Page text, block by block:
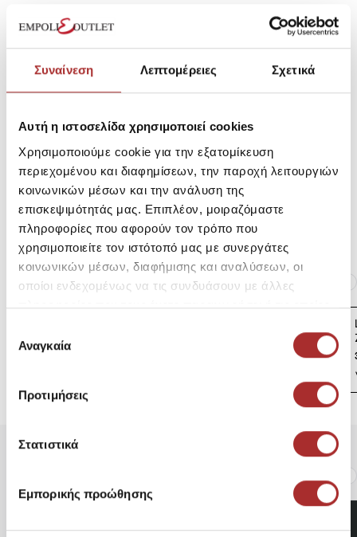
Συναίνεση Λεπτομέρειες Σχετικά
Αυτή η ιστοσελίδα χρησιμοποιεί cookies
Χρησιμοποιούμε cookie για την εξατομίκευση
περιεχομένου και διαφημίσεων, την παροχή λειτουργιών
κοινωνικών μέσων και την ανάλυση της
επισκεψιμότητάς μας. Επιπλέον, μοιραζόμαστε
πληροφορίες που αφορούν τον τρόπο που
χρησιμοποιείτε τον ιστότοπό μας με συνεργάτες
κοινωνικών μέσων, διαφήμισης και αναλύσεων, οι
οποίοι ενδεχομένως να τις συνδυάσουν με άλλες
πληροφορίες που τους έχετε παραχωρήσει ή τις οποίες
των υπηρεσιών τους.
συγκατάθεσης
Αναγκαία
Προτιμήσεις
Στατιστικά
Εμπορικής προώθησης
Μεγεθολόγιο
SKU: 25291698D2220
Αποστολές Προϊόντων
Επιστροφές Προϊόντων
Ίδια κατηγορία Ίδιο Brand
Bru 11044